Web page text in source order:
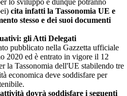
cita infatti la Tassonomia UE e
stesso e dei suoi documenti
gli Atti Delegati
pubblicato nella Gazzetta ufficiale
2020 ed è entrato in vigore il 12
la Tassonomia dell'UE stabilendo tre
economica deve soddisfare per
dovrà soddisfare i seguenti